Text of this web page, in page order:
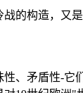
的构造，又
、矛盾性-